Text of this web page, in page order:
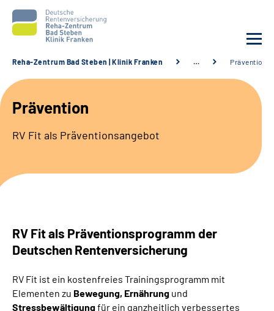
Unsere Klinik
Unsere Angebote
Suche
Leichte Sprache
Reha-Zentrum Bad Steben | Klinik Franken … Prävention
Prävention
RV Fit als Präventionsangebot
RV Fit als Präventionsprogramm der
Deutschen Rentenversicherung
RV Fit ist ein kostenfreies Trainingsprogramm mit
Elementen zu Bewegung, Ernährung und
Stressbewältigungfür ein ganzheitlich verbessertes